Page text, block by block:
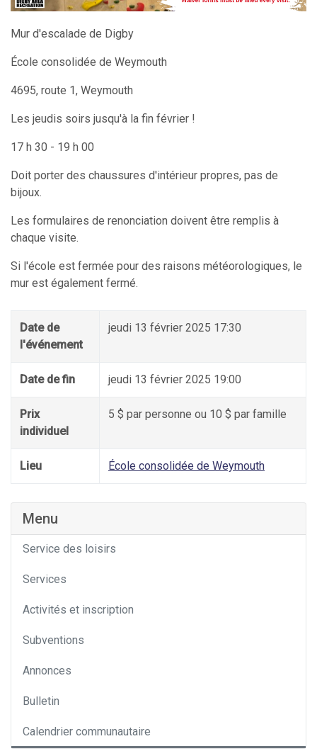
Mur d'escalade de Digby
École consolidée de Weymouth
4695, route 1, Weymouth
Les jeudis soirs jusqu'à la fin février !
17 h 30 - 19 h 00
Doit porter des chaussures d'intérieur propres, pas de
bijoux.
Les formulaires de renonciation doivent être remplis à
chaque visite.
Si l'école est fermée pour des raisons météorologiques, le
mur est également fermé.
Date de
l'événement
jeudi 13 février 2025 17:30
Date de fin jeudi 13 février 2025 19:00
Prix
individuel
5 $ par personne ou 10 $ par famille
Lieu École consolidée de Weymouth
Menu
Service des loisirs
Services
Activités et inscription
Subventions
Annonces
Bulletin
Calendrier communautaire